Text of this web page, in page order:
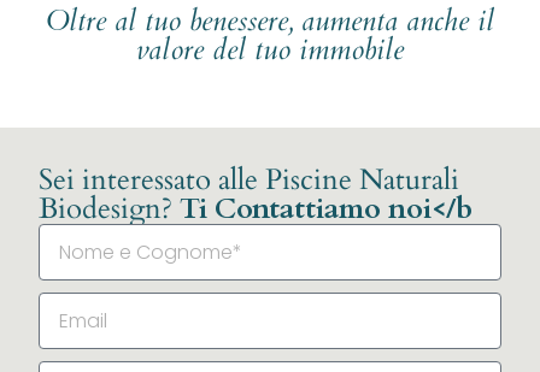
Oltre al tuo benessere, aumenta anche il
valore del tuo immobile
Sei interessato alle Piscine Naturali
Biodesign? Ti Contattiamo noi</b